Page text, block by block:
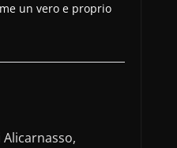
un vero e proprio